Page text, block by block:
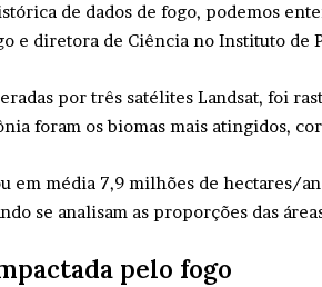
de dados de fogo, podemos
e diretora de Ciência no Instituto de
por três satélites Landsat, foi
foram os biomas mais atingidos,
em média 7,9 milhões de hectares/
se analisam as proporções das
pelo fogo